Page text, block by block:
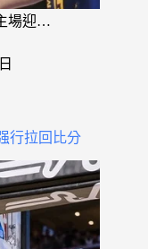
場迎…
行拉回比分